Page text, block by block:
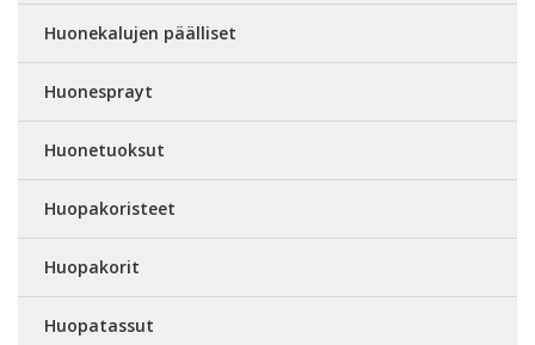
Huonekalujen päälliset
Huonesprayt
Huonetuoksut
Huopakoristeet
Huopakorit
Huopatassut